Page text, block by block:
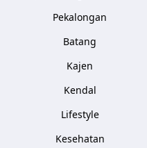
Pekalongan
Batang
Kajen
Kendal
Lifestyle
Kesehatan